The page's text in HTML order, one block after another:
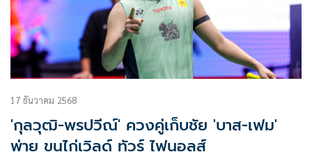
17 ธันวาคม 2568
'กุลวุฒิ-พรปวีณ์' ควงคู่เก็บชัย 'บาส-เฟม'
พ่าย ขนไก่เวิลด์ ทัวร์ ไฟนอลส์